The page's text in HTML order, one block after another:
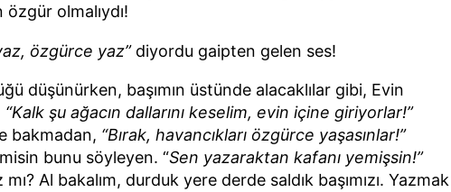
olmalıydı!
özgürce yaz”diyordu gaipten gelen ses!
düşünürken, başımın üstünde alacaklılar gibi, Evin
“Kalk şu ağacın dallarını keselim, evin içine giriyorlar!”
bakmadan, “Bırak, havancıkları özgürce yaşasınlar!”
bunu söyleyen. “Sen yazaraktan kafanı yemişsin!”
Al bakalım, durduk yere derde saldık başımızı. Yazmak